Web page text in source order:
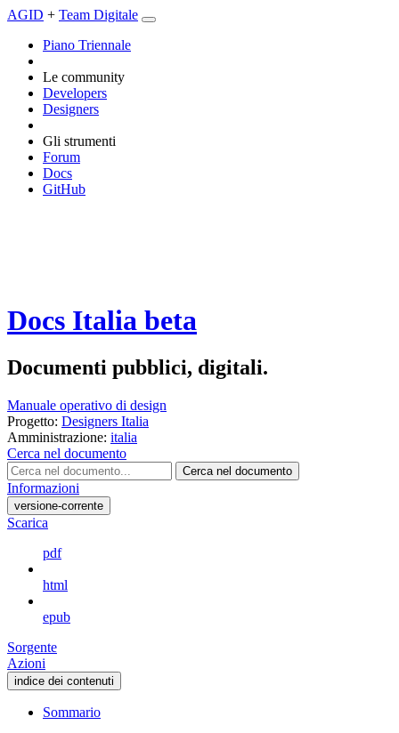
AGID + Team Digitale
Piano Triennale
Le community
Developers
Designers
Gli strumenti
Forum
Docs
GitHub
Docs Italia beta
Documenti pubblici, digitali.
Manuale operativo di design
Progetto: Designers Italia
Amministrazione: italia
Cerca nel documento
Cerca nel documento
Informazioni
versione-corrente
Scarica
pdf
html
epub
Sorgente
Azioni
indice dei contenuti
Sommario